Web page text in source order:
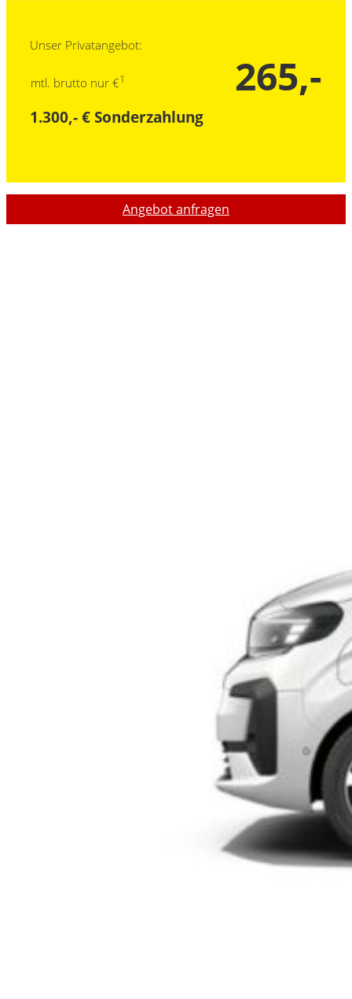
Unser Privatangebot:
mtl. brutto nur €1 265,-
1.300,- € Sonderzahlung
Angebot anfragen